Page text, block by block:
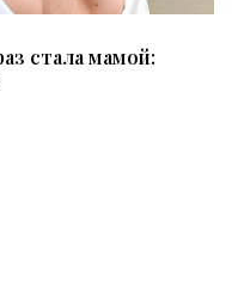
стала мамой: